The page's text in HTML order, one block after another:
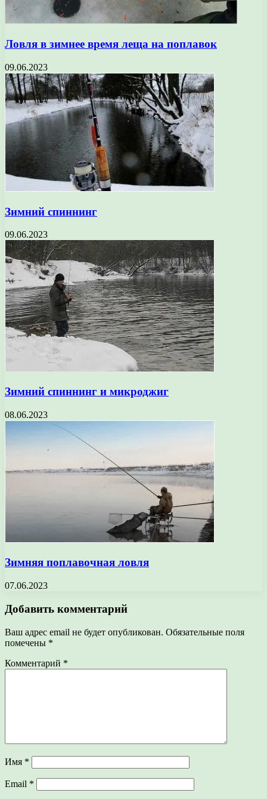
Ловля в зимнее время леща на поплавок
09.06.2023
Зимний спиннинг
09.06.2023
Зимний спиннинг и микроджиг
08.06.2023
Зимняя поплавочная ловля
07.06.2023
Добавить комментарий
Ваш адрес email не будет опубликован. Обязательные поля
помечены *
Комментарий *
Имя *
Email *